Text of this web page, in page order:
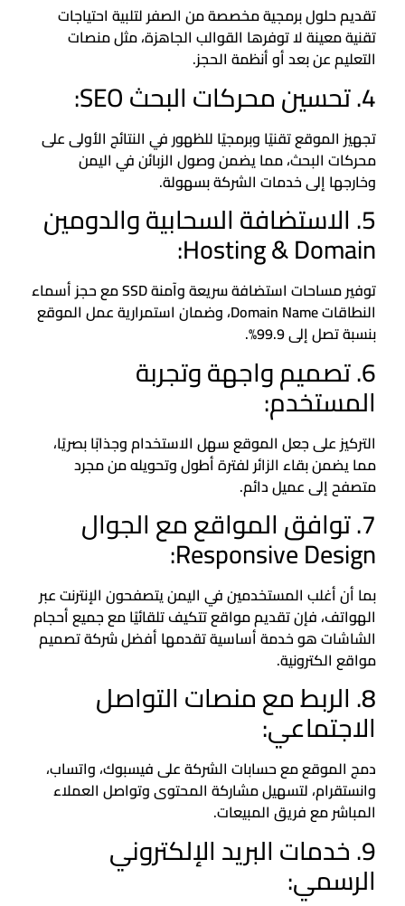
تقديم حلول برمجية مخصصة من الصفر لتلبية احتياجات
تقنية معينة لا توفرها القوالب الجاهزة، مثل منصات
التعليم عن بعد أو أنظمة الحجز.
4. تحسين محركات البحث SEO:
تجهيز الموقع تقنيًا وبرمجيًا للظهور في النتائج الأولى على
محركات البحث، مما يضمن وصول الزبائن في اليمن
وخارجها إلى خدمات الشركة بسهولة.
5. الاستضافة السحابية والدومين
Hosting & Domain:
توفير مساحات استضافة سريعة وآمنة SSD مع حجز أسماء
النطاقات Domain Name، وضمان استمرارية عمل الموقع
بنسبة تصل إلى 99.9%.
6. تصميم واجهة وتجربة
المستخدم:
التركيز على جعل الموقع سهل الاستخدام وجذابًا بصريًا،
مما يضمن بقاء الزائر لفترة أطول وتحويله من مجرد
متصفح إلى عميل دائم.
7. توافق المواقع مع الجوال
Responsive Design:
بما أن أغلب المستخدمين في اليمن يتصفحون الإنترنت عبر
الهواتف، فإن تقديم مواقع تتكيف تلقائيًا مع جميع أحجام
الشاشات هو خدمة أساسية تقدمها أفضل شركة تصميم
مواقع الكترونية.
8. الربط مع منصات التواصل
الاجتماعي:
دمج الموقع مع حسابات الشركة على فيسبوك، واتساب،
وانستقرام، لتسهيل مشاركة المحتوى وتواصل العملاء
المباشر مع فريق المبيعات.
9. خدمات البريد الإلكتروني
الرسمي: